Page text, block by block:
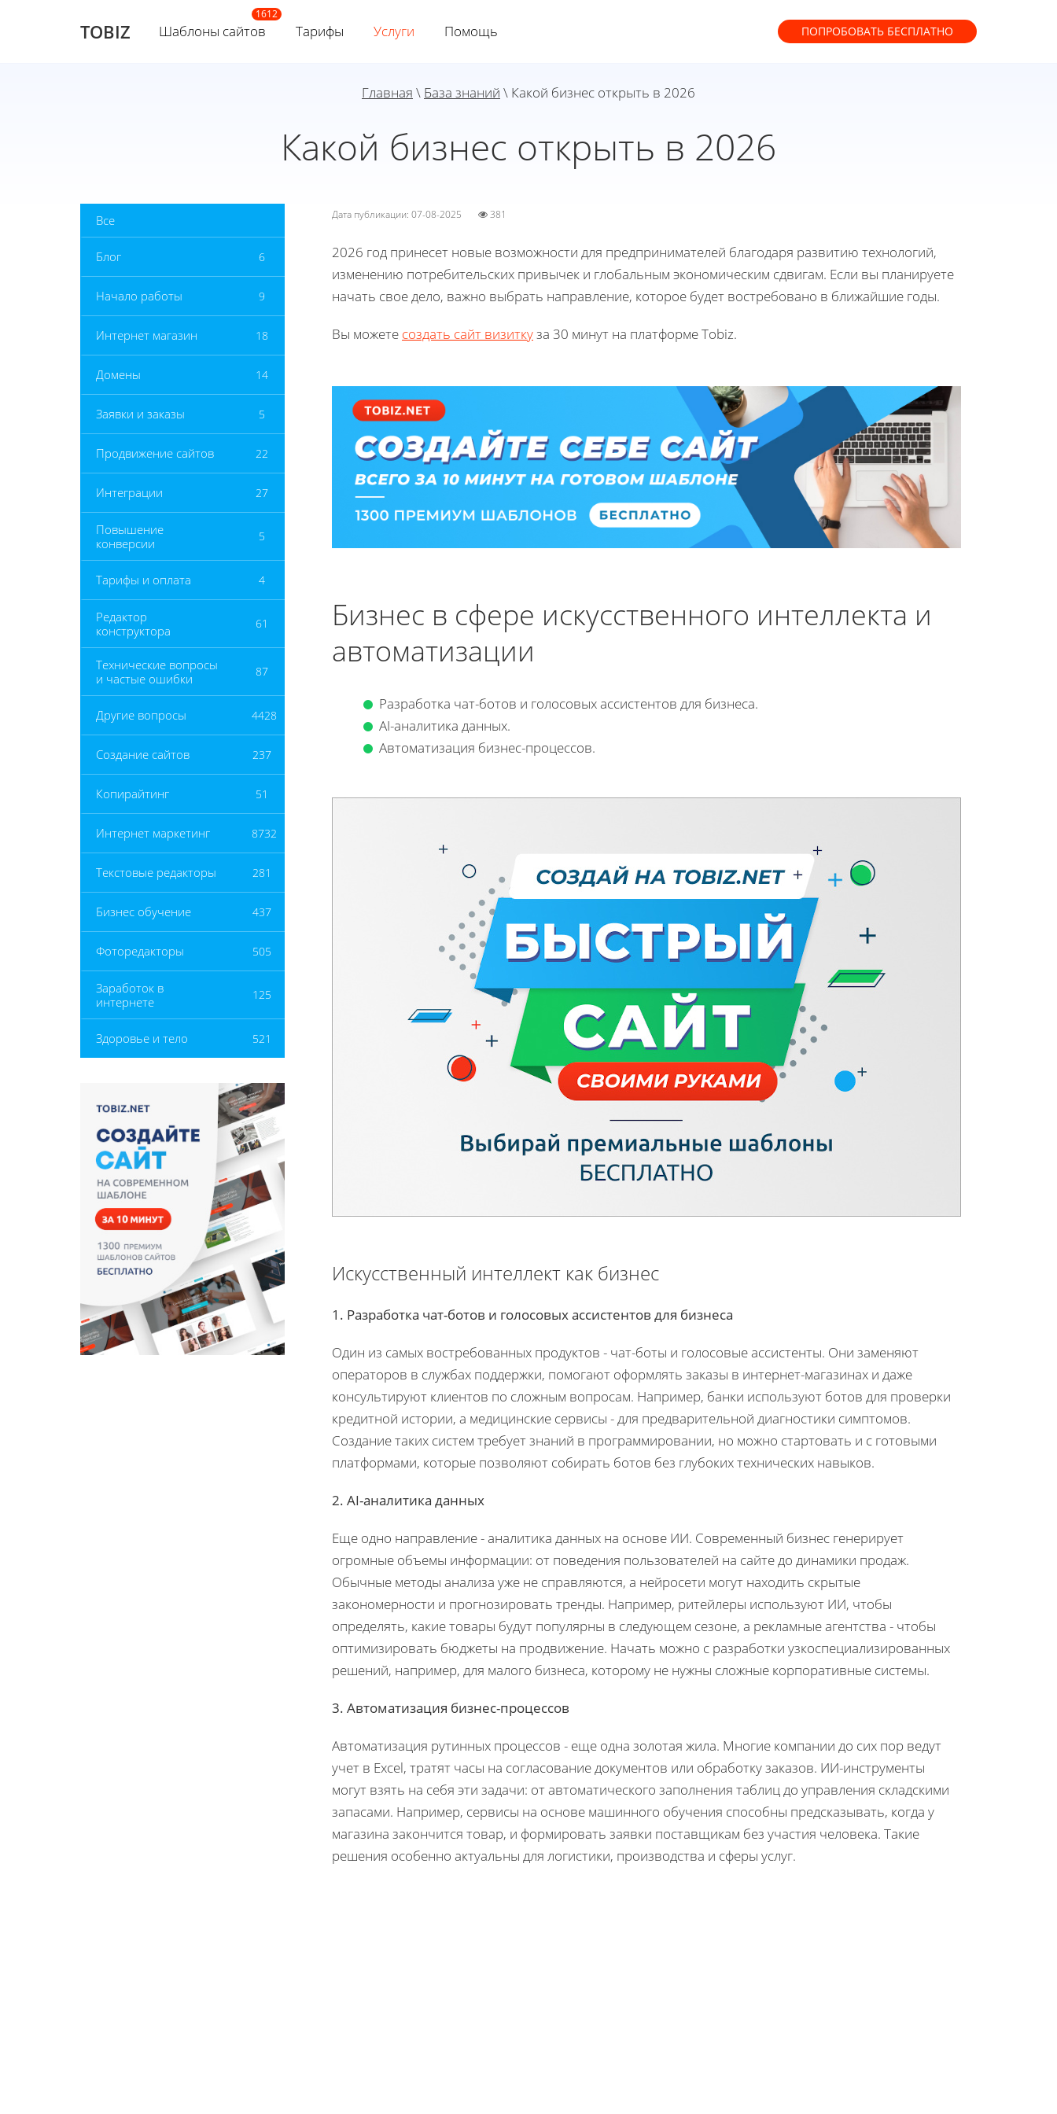
TOBIZ Шаблоны сайтов Тарифы Услуги Помощь ПОПРОБОВАТЬ БЕСПЛАТНО
Главная \ База знаний \ Какой бизнес открыть в 2026
Какой бизнес открыть в 2026
Все
Блог 6
Начало работы 9
Интернет магазин 18
Домены 14
Заявки и заказы 5
Продвижение сайтов 22
Интеграции 27
Повышение
конверсии
5
Тарифы и оплата 4
Редактор
конструктора
61
Технические вопросы
и частые ошибки
87
Другие вопросы 4428
Создание сайтов 237
Копирайтинг 51
Интернет маркетинг 8732
Текстовые редакторы 281
Бизнес обучение 437
Фоторедакторы 505
Заработок в
интернете
125
Здоровье и тело 521
Дата публикации: 07-08-2025 381
2026 год принесет новые возможности для предпринимателей благодаря развитию технологий,
изменению потребительских привычек и глобальным экономическим сдвигам. Если вы планируете
начать свое дело, важно выбрать направление, которое будет востребовано в ближайшие годы.
Вы можете создать сайт визиткуза 30 минут на платформе Tobiz.
Бизнес в сфере искусственного интеллекта и
автоматизации
Разработка чат-ботов и голосовых ассистентов для бизнеса.
AI-аналитика данных.
Автоматизация бизнес-процессов.
Искусственный интеллект как бизнес
1. Разработка чат-ботов и голосовых ассистентов для бизнеса
Один из самых востребованных продуктов - чат-боты и голосовые ассистенты. Они заменяют
операторов в службах поддержки, помогают оформлять заказы в интернет-магазинах и даже
консультируют клиентов по сложным вопросам. Например, банки используют ботов для проверки
кредитной истории, а медицинские сервисы - для предварительной диагностики симптомов.
Создание таких систем требует знаний в программировании, но можно стартовать и с готовыми
платформами, которые позволяют собирать ботов без глубоких технических навыков.
2. AI-аналитика данных
Еще одно направление - аналитика данных на основе ИИ. Современный бизнес генерирует
огромные объемы информации: от поведения пользователей на сайте до динамики продаж.
Обычные методы анализа уже не справляются, а нейросети могут находить скрытые
закономерности и прогнозировать тренды. Например, ритейлеры используют ИИ, чтобы
определять, какие товары будут популярны в следующем сезоне, а рекламные агентства - чтобы
оптимизировать бюджеты на продвижение. Начать можно с разработки узкоспециализированных
решений, например, для малого бизнеса, которому не нужны сложные корпоративные системы.
3. Автоматизация бизнес-процессов
Автоматизация рутинных процессов - еще одна золотая жила. Многие компании до сих пор ведут
учет в Excel, тратят часы на согласование документов или обработку заказов. ИИ-инструменты
могут взять на себя эти задачи: от автоматического заполнения таблиц до управления складскими
запасами. Например, сервисы на основе машинного обучения способны предсказывать, когда у
магазина закончится товар, и формировать заявки поставщикам без участия человека. Такие
решения особенно актуальны для логистики, производства и сферы услуг.